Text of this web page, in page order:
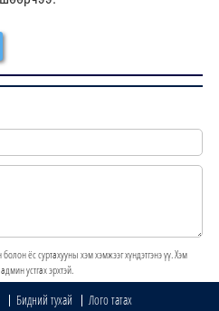
болон ёс суртахууны хэм хэмжээг хүндэтгэнэ үү. Хэм
устгах эрхтэй.
Бидний тухай Лого татах